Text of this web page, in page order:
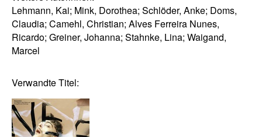
Lehmann, Kai; Mink, Dorothea; Schlöder, Anke; Doms,
Claudia; Camehl, Christian; Alves Ferreira Nunes,
Ricardo; Greiner, Johanna; Stahnke, Lina; Waigand,
Marcel
Verwandte Titel: